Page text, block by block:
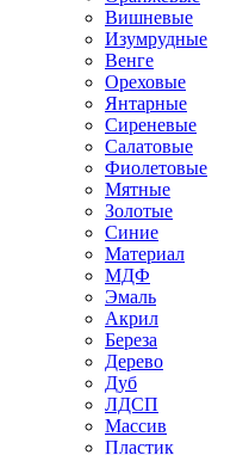
Вишневые
Изумрудные
Венге
Ореховые
Янтарные
Сиреневые
Салатовые
Фиолетовые
Мятные
Золотые
Синие
Материал
МДФ
Эмаль
Акрил
Береза
Дерево
Дуб
ЛДСП
Массив
Пластик